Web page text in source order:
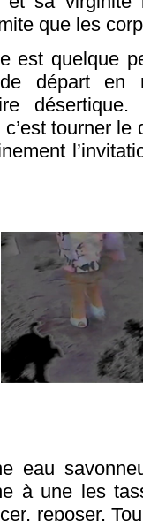
que les
est quelque
départ en
tourner
eau
à une les
reposer.